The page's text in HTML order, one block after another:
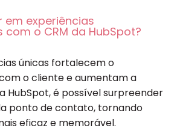
em experiências
o CRM da HubSpot?
únicas fortalecem o
o cliente e aumentam a
HubSpot, é possível surpreender
ponto de contato, tornando
eficaz e memorável.